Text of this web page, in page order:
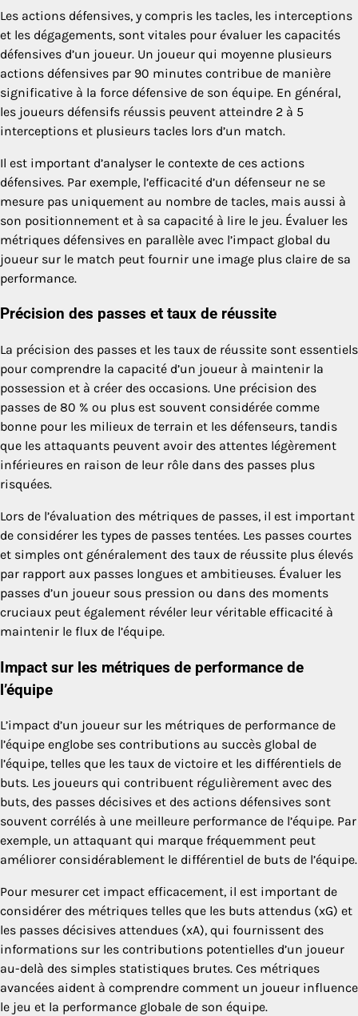
Les actions défensives, y compris les tacles, les interceptions
et les dégagements, sont vitales pour évaluer les capacités
défensives d’un joueur. Un joueur qui moyenne plusieurs
actions défensives par 90 minutes contribue de manière
significative à la force défensive de son équipe. En général,
les joueurs défensifs réussis peuvent atteindre 2 à 5
interceptions et plusieurs tacles lors d’un match.
Il est important d’analyser le contexte de ces actions
défensives. Par exemple, l’efficacité d’un défenseur ne se
mesure pas uniquement au nombre de tacles, mais aussi à
son positionnement et à sa capacité à lire le jeu. Évaluer les
métriques défensives en parallèle avec l’impact global du
joueur sur le match peut fournir une image plus claire de sa
performance.
Précision des passes et taux de réussite
La précision des passes et les taux de réussite sont essentiels
pour comprendre la capacité d’un joueur à maintenir la
possession et à créer des occasions. Une précision des
passes de 80 % ou plus est souvent considérée comme
bonne pour les milieux de terrain et les défenseurs, tandis
que les attaquants peuvent avoir des attentes légèrement
inférieures en raison de leur rôle dans des passes plus
risquées.
Lors de l’évaluation des métriques de passes, il est important
de considérer les types de passes tentées. Les passes courtes
et simples ont généralement des taux de réussite plus élevés
par rapport aux passes longues et ambitieuses. Évaluer les
passes d’un joueur sous pression ou dans des moments
cruciaux peut également révéler leur véritable efficacité à
maintenir le flux de l’équipe.
Impact sur les métriques de performance de
l’équipe
L’impact d’un joueur sur les métriques de performance de
l’équipe englobe ses contributions au succès global de
l’équipe, telles que les taux de victoire et les différentiels de
buts. Les joueurs qui contribuent régulièrement avec des
buts, des passes décisives et des actions défensives sont
souvent corrélés à une meilleure performance de l’équipe. Par
exemple, un attaquant qui marque fréquemment peut
améliorer considérablement le différentiel de buts de l’équipe.
Pour mesurer cet impact efficacement, il est important de
considérer des métriques telles que les buts attendus (xG) et
les passes décisives attendues (xA), qui fournissent des
informations sur les contributions potentielles d’un joueur
au-delà des simples statistiques brutes. Ces métriques
avancées aident à comprendre comment un joueur influence
le jeu et la performance globale de son équipe.